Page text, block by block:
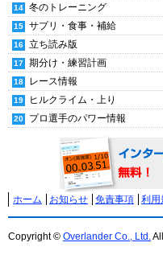
冬のトレーニング
サプリ・食事・補給
立ち読み版
期分け・練習計画
レース情報
ヒルクライム・上り
プロ選手のパワー情報
ホーム お知らせ 免責事項 利用
Copyright © Overlander Co., Ltd.